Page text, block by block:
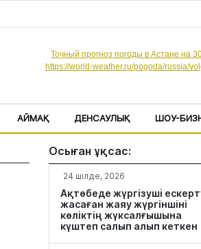
Точный прогноз погоды в Астане на
https://world-weather.ru/pogoda/russia/
АЙМАҚ ДЕНСАУЛЫҚ ШОУ-
Осыған ұқсас:
24 шілде, 2026
Ақтөбеде жүргізуші
жасаған жаяу жүргіншіні
көліктің жүксалғышына
күштеп салып алып кеткен